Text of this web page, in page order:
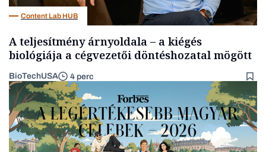
Content Lab HUB
A teljesítmény árnyoldala – a kiégés
biológiája a cégvezetői döntéshozatal mögött
BioTechUSA 4 perc